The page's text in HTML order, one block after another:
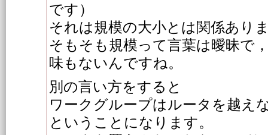
です）
それは規模の大小とは関係あり
そもそも規模って言葉は曖昧で
味もないんですね。
別の言い方をすると
ワークグループはルータを越え
ということになります。